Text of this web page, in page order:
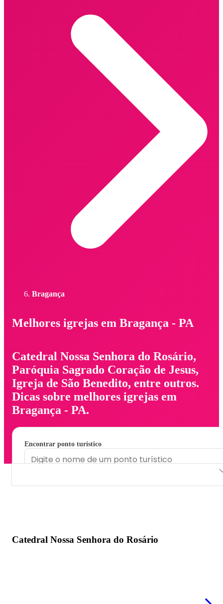
Bragança
Melhores igrejas em Bragança - PA
Catedral Nossa Senhora do Rosário,
Paróquia Sagrado Coração de Jesus,
Igreja de São Benedito, entre outros.
Dicas sobre melhores igrejas em
Bragança - PA.
Encontrar ponto turístico
Catedral Nossa Senhora do Rosário